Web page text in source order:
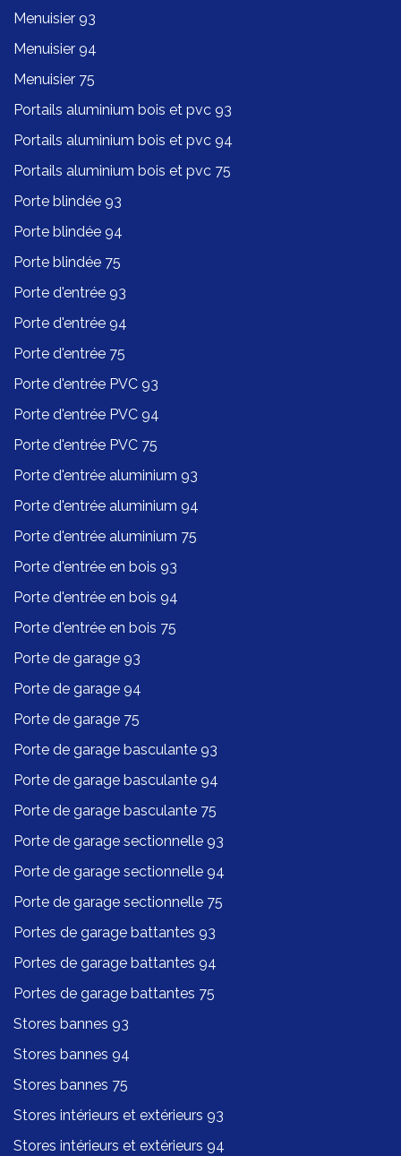
Menuisier 93
Menuisier 94
Menuisier 75
Portails aluminium bois et pvc 93
Portails aluminium bois et pvc 94
Portails aluminium bois et pvc 75
Porte blindée 93
Porte blindée 94
Porte blindée 75
Porte d'entrée 93
Porte d'entrée 94
Porte d'entrée 75
Porte d'entrée PVC 93
Porte d'entrée PVC 94
Porte d'entrée PVC 75
Porte d'entrée aluminium 93
Porte d'entrée aluminium 94
Porte d'entrée aluminium 75
Porte d'entrée en bois 93
Porte d'entrée en bois 94
Porte d'entrée en bois 75
Porte de garage 93
Porte de garage 94
Porte de garage 75
Porte de garage basculante 93
Porte de garage basculante 94
Porte de garage basculante 75
Porte de garage sectionnelle 93
Porte de garage sectionnelle 94
Porte de garage sectionnelle 75
Portes de garage battantes 93
Portes de garage battantes 94
Portes de garage battantes 75
Stores bannes 93
Stores bannes 94
Stores bannes 75
Stores intérieurs et extérieurs 93
Stores intérieurs et extérieurs 94